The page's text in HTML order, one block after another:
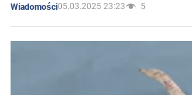
Wiadomości05.03.2025 23:23 5